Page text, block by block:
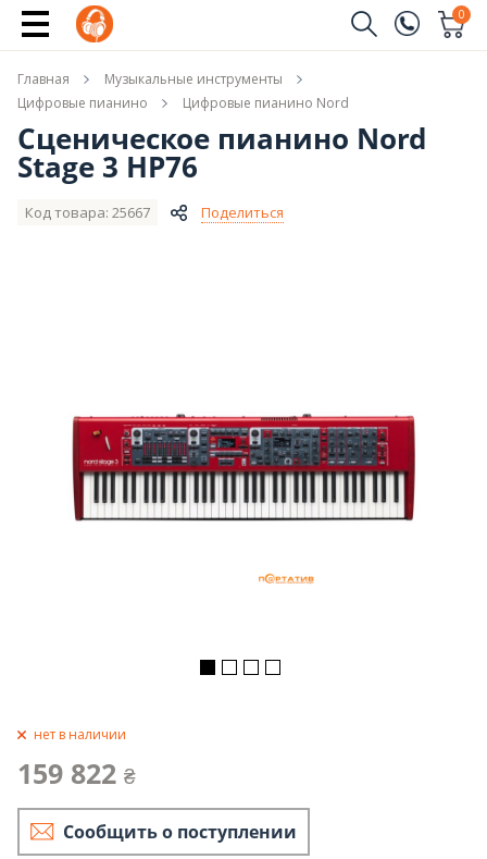
(096)
(044)
0
Имя
Телефон
Главная
Музыкальные инструменты
Цифровые пианино
Цифровые пианино Nord
Сценическое пианино Nord
Stage 3 HP76
Код товара: 25667 Поделиться
нет в наличии
159 822 ₴
Сообщить о поступлении
Сообщить о поступлении